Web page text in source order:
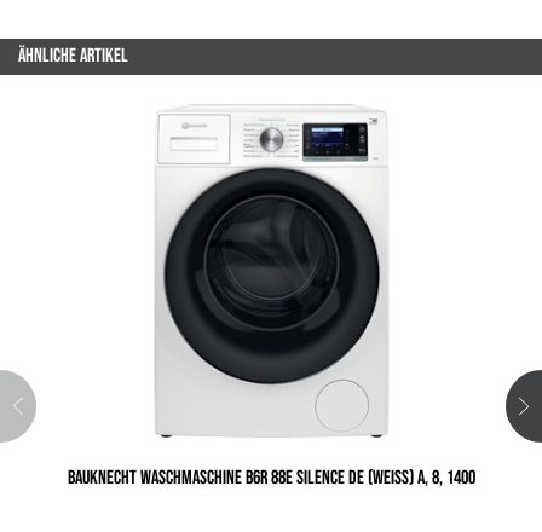
ÄHNLICHE ARTIKEL
BAUKNECHT WASCHMASCHINE B6R 88E SILENCE DE (WEISS) A, 8, 1400